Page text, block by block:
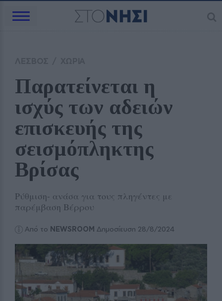
Παρατείνεται η
ισχύς των αδειών
επισκευής της
σεισμόπληκτης
Βρίσας
Ρύθμιση- ανάσα για τους πληγέντες με
παρέμβαση Βέρρου
Από το NEWSROOM Δημοσίευση 28/8/2024